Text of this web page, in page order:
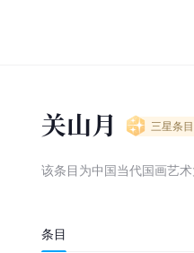
关山月 三星条目
该条目为中国当代国画艺
条目